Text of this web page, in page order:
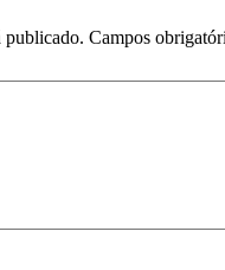
publicado. Campos